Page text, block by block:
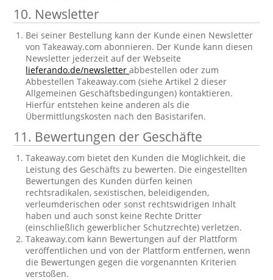
10. Newsletter
Bei seiner Bestellung kann der Kunde einen Newsletter
von Takeaway.com abonnieren. Der Kunde kann diesen
Newsletter jederzeit auf der Webseite
lieferando.de/newsletterabbestellen oder zum
Abbestellen Takeaway.com (siehe Artikel 2 dieser
Allgemeinen Geschäftsbedingungen) kontaktieren.
Hierfür entstehen keine anderen als die
Übermittlungskosten nach den Basistarifen.
11. Bewertungen der Geschäfte
Takeaway.com bietet den Kunden die Möglichkeit, die
Leistung des Geschäfts zu bewerten. Die eingestellten
Bewertungen des Kunden dürfen keinen
rechtsradikalen, sexistischen, beleidigenden,
verleumderischen oder sonst rechtswidrigen Inhalt
haben und auch sonst keine Rechte Dritter
(einschließlich gewerblicher Schutzrechte) verletzen.
Takeaway.com kann Bewertungen auf der Plattform
veröffentlichen und von der Plattform entfernen, wenn
die Bewertungen gegen die vorgenannten Kriterien
verstoßen.